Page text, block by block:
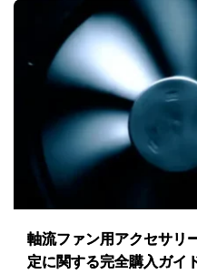
軸流ファン用アクセサリ
定に関する完全購入ガイ